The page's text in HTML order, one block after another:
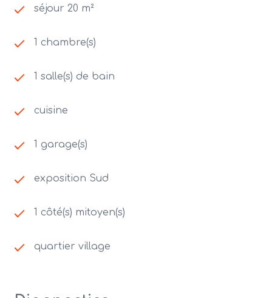
séjour 20 m²
1 chambre(s)
1 salle(s) de bain
cuisine
1 garage(s)
exposition Sud
1 côté(s) mitoyen(s)
quartier village